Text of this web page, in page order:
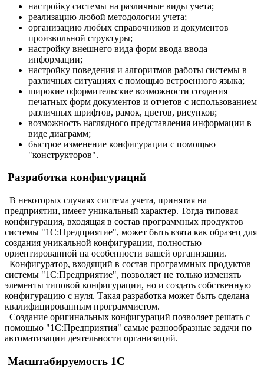
настройку системы на различные виды учета;
реализацию любой методологии учета;
организацию любых справочников и документов
произвольной структуры;
настройку внешнего вида форм ввода ввода
информации;
настройку поведения и алгоритмов работы системы в
различных ситуациях с помощью встроенного языка;
широкие оформительские возможности создания
печатных форм документов и отчетов с использованием
различных шрифтов, рамок, цветов, рисунков;
возможность наглядного представления информации в
виде диаграмм;
быстрое изменение конфигурации с помощью
"конструкторов".
Разработка конфигураций
В некоторых случаях система учета, принятая на
предприятии, имеет уникальный характер. Тогда типовая
конфигурация, входящая в состав программных продуктов
системы "1С:Предприятие", может быть взята как образец для
создания уникальной конфигурации, полностью
ориентированной на особенности вашей организации.
Конфигуратор, входящий в состав программных продуктов
системы "1С:Предприятие", позволяет не только изменять
элементы типовой конфигурации, но и создать собственную
конфигурацию с нуля. Такая разработка может быть сделана
квалифицированным программистом.
Создание оригинальных конфигураций позволяет решать с
помощью "1С:Предприятия" самые разнообразные задачи по
автоматизации деятельности организаций.
Масштабируемость 1С